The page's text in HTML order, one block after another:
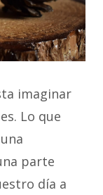
imaginar
Lo que
parte
día a